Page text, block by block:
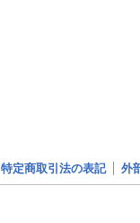
特定商取引法の表記 外